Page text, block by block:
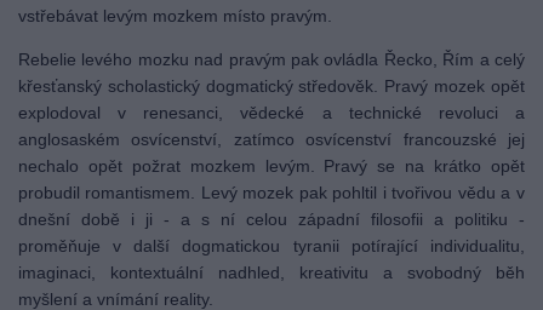
vstřebávat levým mozkem místo pravým.
Rebelie levého mozku nad pravým pak ovládla Řecko, Řím a celý
křesťanský scholastický dogmatický středověk. Pravý mozek opět
explodoval v renesanci, vědecké a technické revoluci a
anglosaském osvícenství, zatímco osvícenství francouzské jej
nechalo opět požrat mozkem levým. Pravý se na krátko opět
probudil romantismem. Levý mozek pak pohltil i tvořivou vědu a v
dnešní době i ji - a s ní celou západní filosofii a politiku -
proměňuje v další dogmatickou tyranii potírající individualitu,
imaginaci, kontextuální nadhled, kreativitu a svobodný běh
myšlení a vnímání reality.